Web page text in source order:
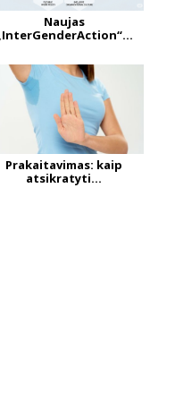
Naujas
Prakaitavimas: kaip
atsikratyti...